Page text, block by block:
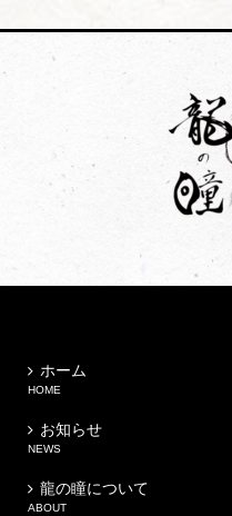
ホーム
HOME
お知らせ
NEWS
龍の瞳について
ABOUT